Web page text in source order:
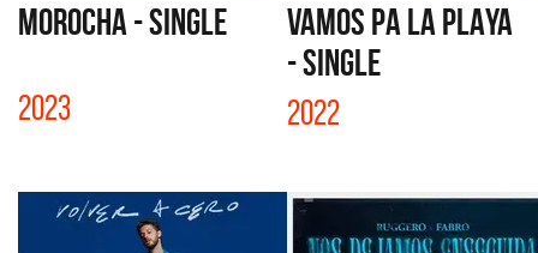
MOROCHA - SINGLE
2023
VAMOS PA LA PLAYA
- SINGLE
2022